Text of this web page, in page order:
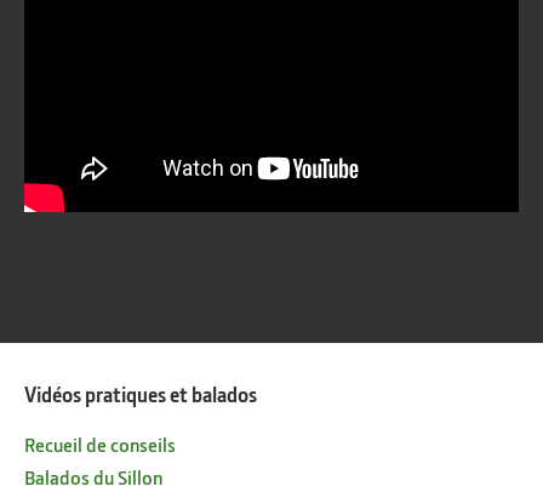
Vidéos pratiques et balados
Recueil de conseils
Balados du Sillon